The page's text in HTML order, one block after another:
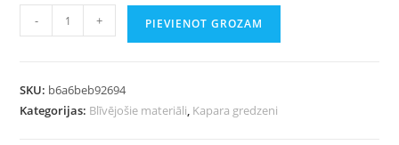
- + PIEVIENOT GROZAM
SKU: b6a6beb92694
Kategorijas: Blīvējošie materiāli, Kapara gredzeni